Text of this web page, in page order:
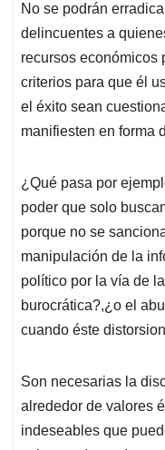
No se podrán
delincuentes a
recursos económicos
criterios para que él
el éxito sean
manifiesten en forma
¿Qué pasa por
poder que solo
porque no se
manipulación de la
político por la vía de
burocrática?,¿o el
cuando éste
Son necesarias la
alrededor de valores
indeseables que